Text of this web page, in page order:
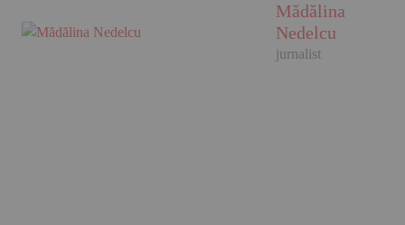
Mădălina
Nedelcu
jurnalist